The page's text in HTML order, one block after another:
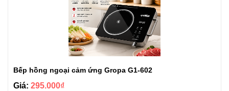
Bếp hồng ngoại cảm ứng Gropa G1-602
Giá: 295.000₫